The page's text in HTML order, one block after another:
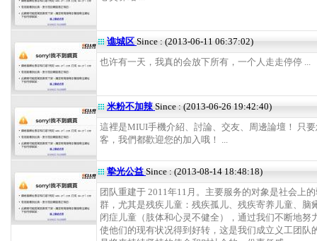
谯城区 Since : (2013-06-11 06:37:02)
也许有一天，我真的会放下所有，一个人走走停停 ...
米粉不加辣Since : (2013-06-26 19:42:40)
這裡是MIUI手機介紹、討論、交友、周邊論壇！ 只
客，我們都歡迎您的加入哦！ ...
挚光公益 Since : (2013-08-14 18:48:18)
团队重建于 2011年11月。主要服务的对象是社会上
群，尤其是残疾儿童：残疾孤儿、残疾寄养儿童、脑
闭症儿童（肢体和心灵不健全），通过我们不断地努
使他们的现有状况得到好转，这是我们成立义工团队